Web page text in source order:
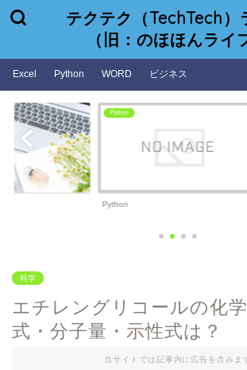
テクテク（TechTech）
（旧：のほほんライ
Excel Python WORD ビジネス
Python
Python
科学
エチレングリコールの化
式・分子量・示性式は？
当サイトでは記事内に広告を含みま